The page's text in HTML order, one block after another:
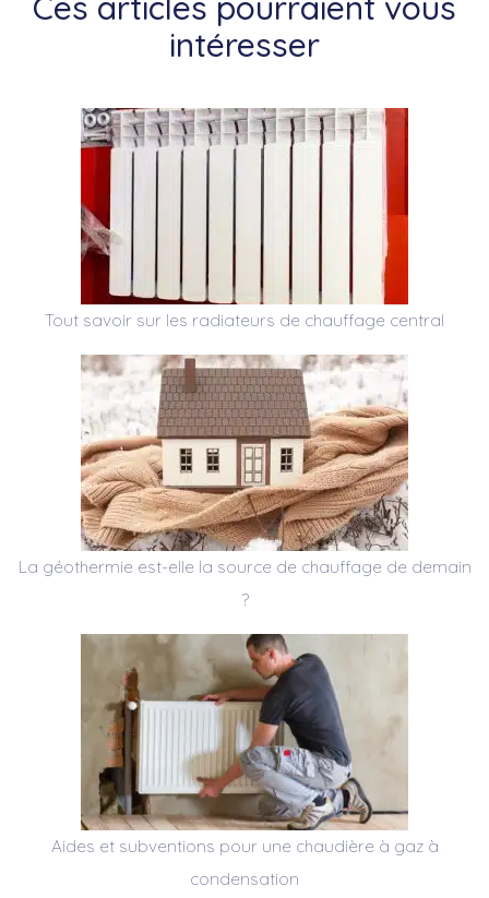
intéresser
Tout savoir sur les radiateurs de chauffage central
La géothermie est-elle la source de chauffage de demain
?
Aides et subventions pour une chaudière à gaz à
condensation